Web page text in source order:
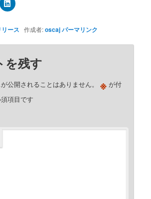
ース 作成者:oscajパーマリンク
を残す
公開されることはありません。 ※ が付
項目です